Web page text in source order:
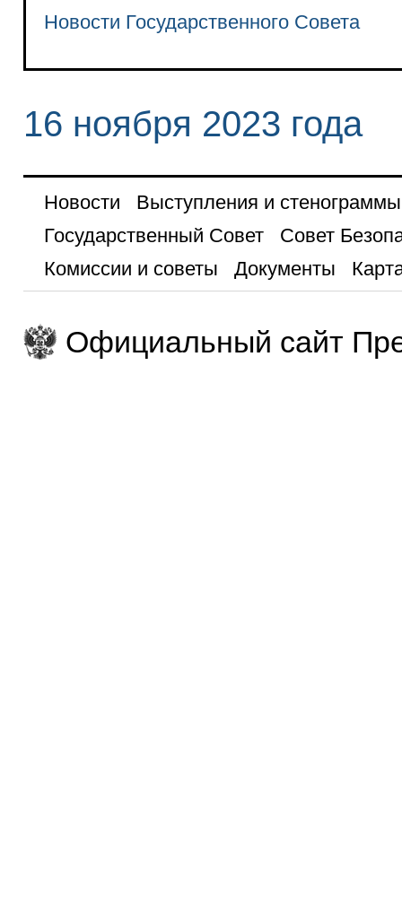
Новости Государственного Cовета
16 ноября 2023 года
Новости
Выступления и стенограммы
Государственный Совет
Совет
Комиссии и советы
Документы
Официальный сайт